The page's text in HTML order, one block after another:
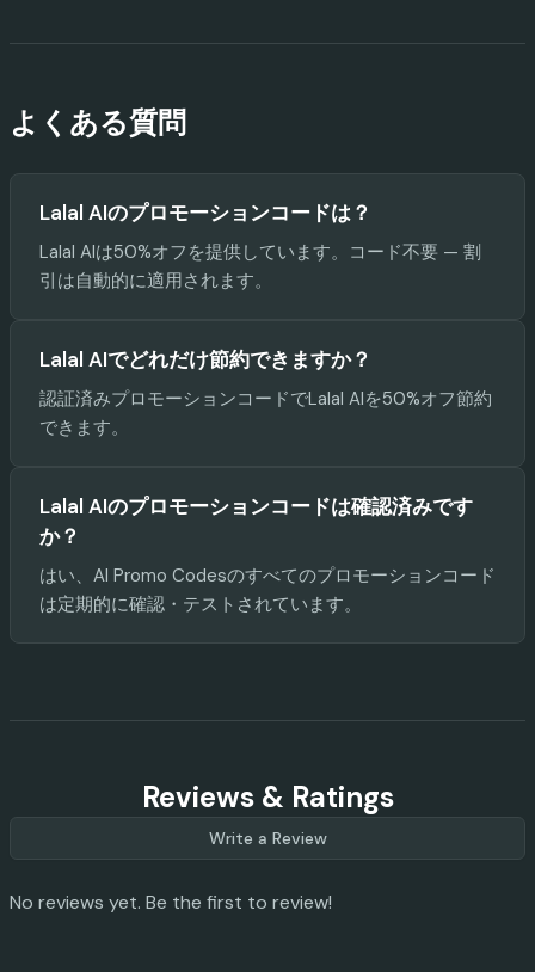
よくある質問
Lalal AIのプロモーションコードは？
Lalal AIは50%オフを提供しています。コード不要 — 割
引は自動的に適用されます。
Lalal AIでどれだけ節約できますか？
認証済みプロモーションコードでLalal AIを50%オフ節約
できます。
Lalal AIのプロモーションコードは確認済みです
か？
はい、AI Promo Codesのすべてのプロモーションコード
は定期的に確認・テストされています。
Reviews & Ratings
Write a Review
No reviews yet. Be the first to review!